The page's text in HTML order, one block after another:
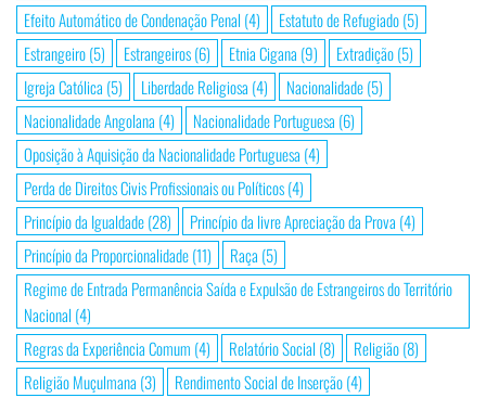
Efeito Automático de Condenação Penal (4) Estatuto de Refugiado(5)
Estrangeiro(5) Estrangeiros(6) Etnia Cigana (9) Extradição(5)
Igreja Católica (5) Liberdade Religiosa (4) Nacionalidade(5)
Nacionalidade Angolana (4) Nacionalidade Portuguesa (6)
Oposição à Aquisição da Nacionalidade Portuguesa (4)
Perda de Direitos Civis Profissionais ou Políticos(4)
Princípio da Igualdade(28) Princípio da livre Apreciação da Prova (4)
Princípio da Proporcionalidade(11) Raça (5)
Regime de Entrada Permanência Saída e Expulsão de Estrangeiros do Território
Nacional (4)
Regras da Experiência Comum (4) Relatório Social (8) Religião(8)
Religião Muçulmana (3) Rendimento Social de Inserção(4)